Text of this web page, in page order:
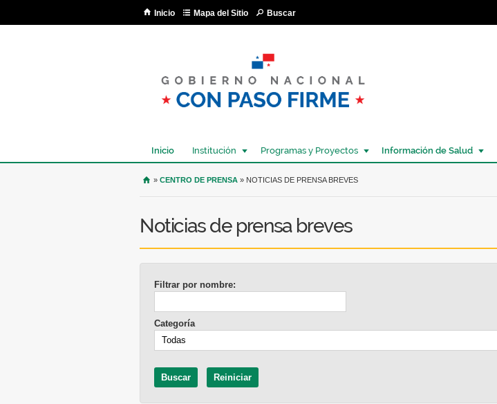
Inicio Mapa del Sitio Buscar
Inicio Institución Programas y Proyectos Información de Salud
USTED SE ENCUENTRA AQUÍ
» CENTRO DE PRENSA » NOTICIAS DE PRENSA BREVES
Noticias de prensa breves
Filtrar por nombre:
Categoría